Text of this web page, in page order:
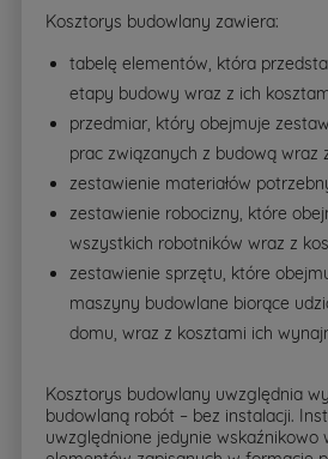
Kosztorys budowlany zawiera:
tabelę elementów, która
etapy budowy wraz z ich
przedmiar, który obejmuje
prac związanych z budową wraz
zestawienie materiałów
zestawienie robocizny, które
wszystkich robotników wraz z
zestawienie sprzętu, które
maszyny budowlane biorące
domu, wraz z kosztami ich
Kosztorys budowlany uwzględnia
budowlaną robót – bez instalacji.
uwzględnione jedynie wskaźnikowo